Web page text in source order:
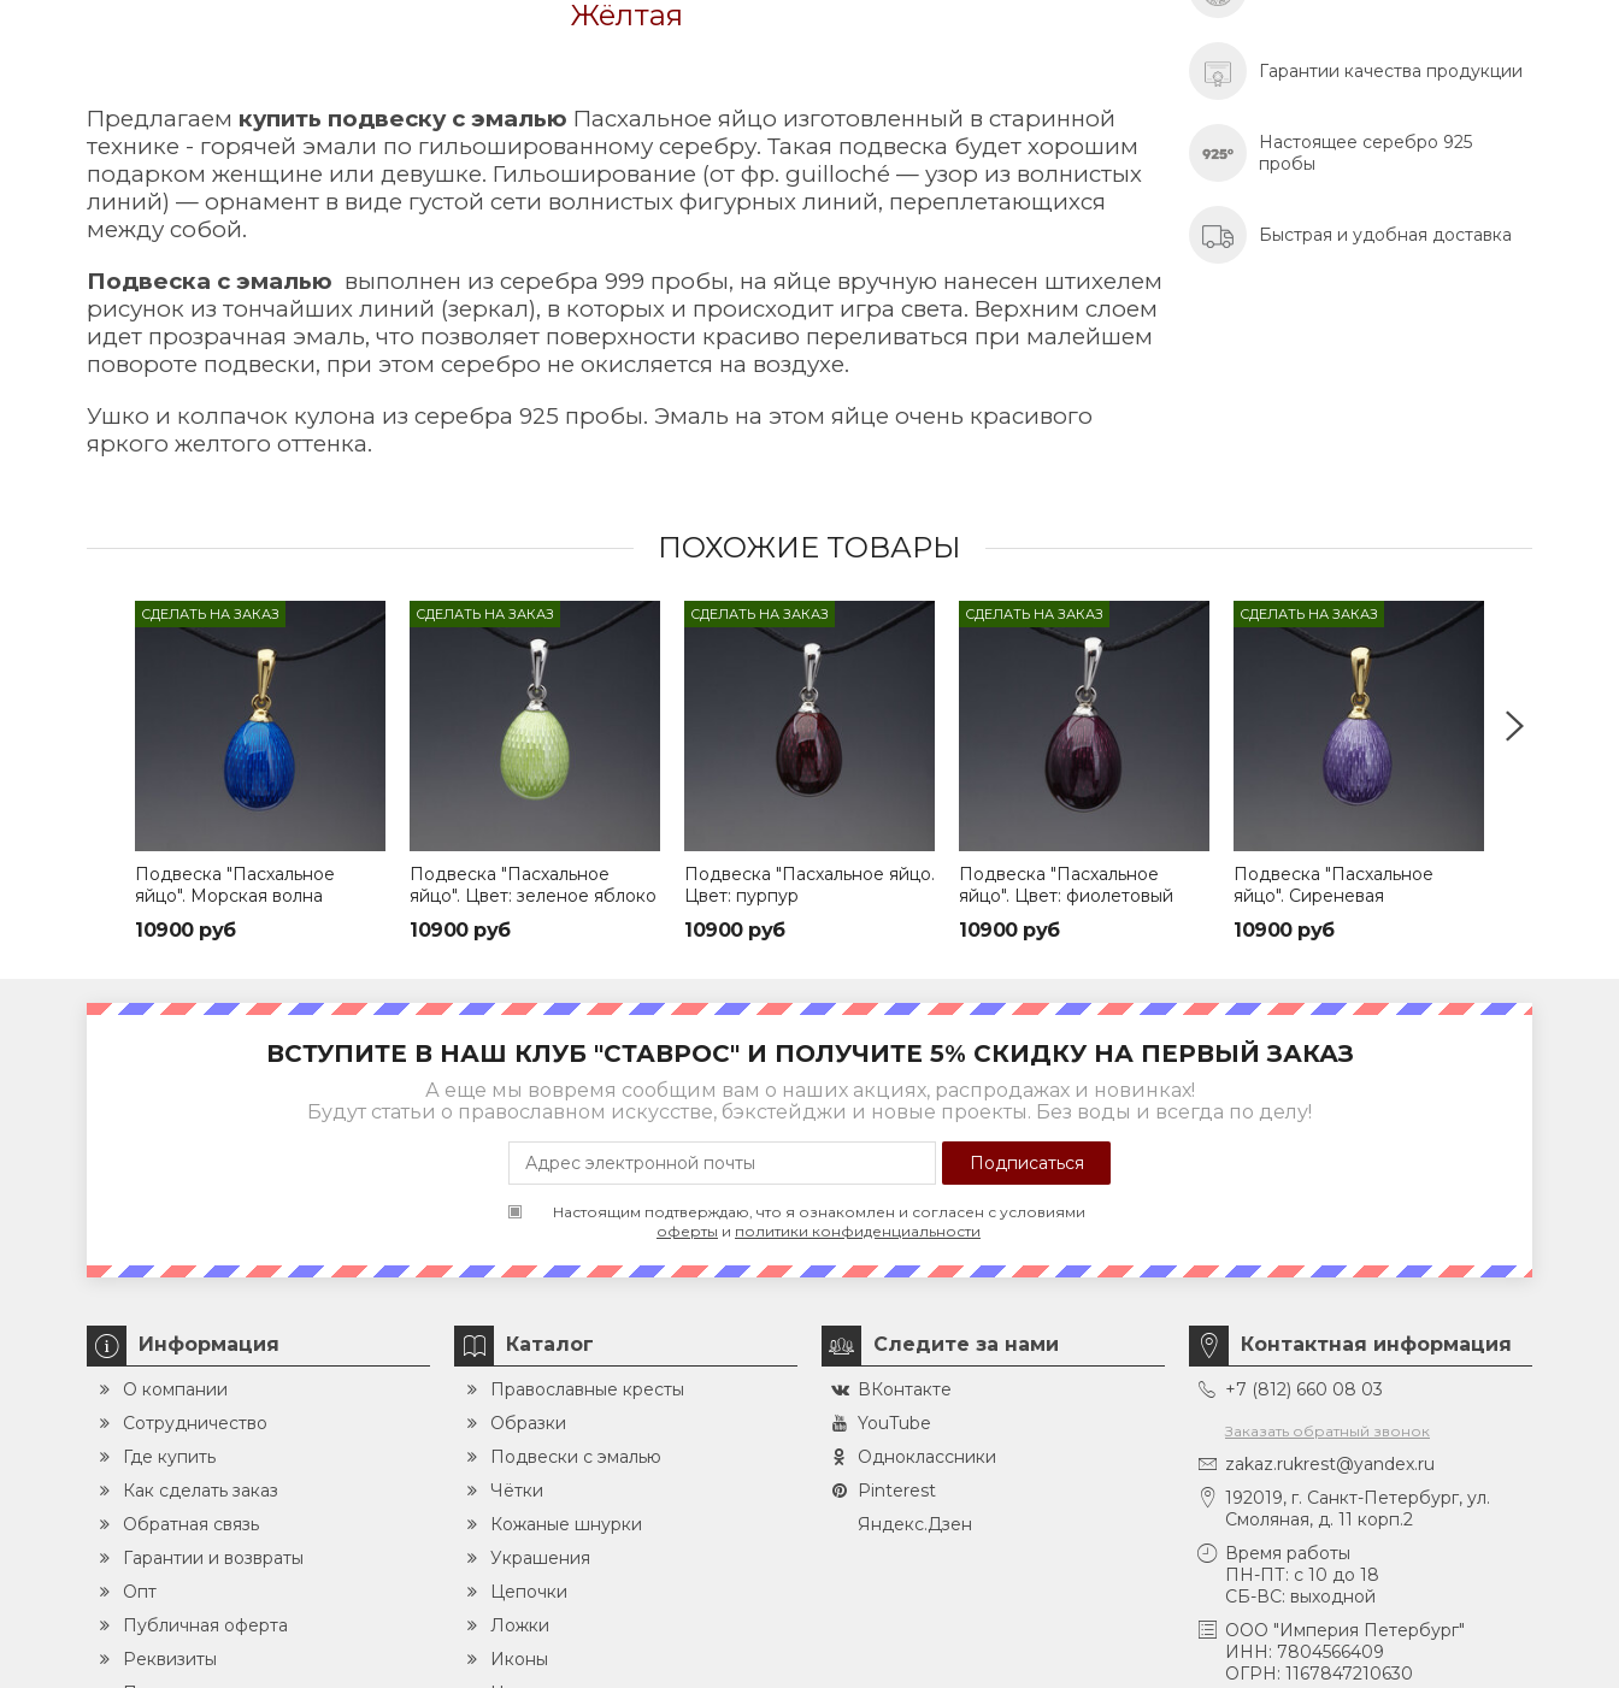
Жёлтая
Предлагаем купить подвеску с эмалью Пасхальное яйцо изготовленный в старинной
технике - горячей эмали по гильошированному серебру. Такая подвеска будет хорошим
подарком женщине или девушке. Гильоширование (от фр. guilloché — узор из волнистых
линий) — орнамент в виде густой сети волнистых фигурных линий, переплетающихся
между собой.
Подвеска с эмалью выполнен из серебра 999 пробы, на яйце вручную нанесен штихелем
рисунок из тончайших линий (зеркал), в которых и происходит игра света. Верхним слоем
идет прозрачная эмаль, что позволяет поверхности красиво переливаться при малейшем
повороте подвески, при этом серебро не окисляется на воздухе.
Ушко и колпачок кулона из серебра 925 пробы. Эмаль на этом яйце очень красивого
яркого желтого оттенка.
Гарантии качества продукции
Настоящее серебро 925
пробы
Быстрая и удобная доставка
ПОХОЖИЕ ТОВАРЫ
СДЕЛАТЬ НА ЗАКАЗ
Подвеска "Пасхальное
яйцо". Морская волна
10900 руб
СДЕЛАТЬ НА ЗАКАЗ
Подвеска "Пасхальное
яйцо". Цвет: зеленое яблоко
10900 руб
СДЕЛАТЬ НА ЗАКАЗ
Подвеска "Пасхальное яйцо.
Цвет: пурпур
10900 руб
СДЕЛАТЬ НА ЗАКАЗ
Подвеска "Пасхальное
яйцо". Цвет: фиолетовый
10900 руб
СДЕЛАТЬ НА ЗАКАЗ
Подвеска "Пасхальное
яйцо". Сиреневая
10900 руб
ВСТУПИТЕ В НАШ КЛУБ "СТАВРОС" И ПОЛУЧИТЕ 5% СКИДКУ НА ПЕРВЫЙ ЗАКАЗ
А еще мы вовремя сообщим вам о наших акциях, распродажах и новинках!
Будут статьи о православном искусстве, бэкстейджи и новые проекты. Без воды и всегда по делу!
Настоящим подтверждаю, что я ознакомлен и согласен с условиями
оферты и политики конфиденциальности
Информация
О компании
Сотрудничество
Где купить
Как сделать заказ
Обратная связь
Гарантии и возвраты
Опт
Публичная оферта
Реквизиты
Каталог
Православные кресты
Образки
Подвески с эмалью
Чётки
Кожаные шнурки
Украшения
Цепочки
Ложки
Иконы
Следите за нами
ВКонтакте
YouTube
Одноклассники
Pinterest
Яндекс.Дзен
Контактная информация
+7 (812) 660 08 03
Заказать обратный звонок
zakaz.rukrest@yandex.ru
192019, г. Санкт-Петербург, ул.
Смоляная, д. 11 корп.2
Время работы
ПН-ПТ: с 10 до 18
СБ-ВС: выходной
ООО "Империя Петербург"
ИНН: 7804566409
ОГРН: 1167847210630